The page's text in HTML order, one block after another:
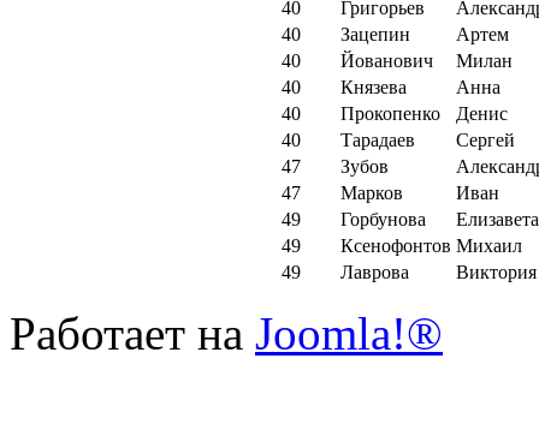
40
Григорьев
40
Зацепин
Артем
40
Йованович
Милан
40
Князева
Анна
40
Прокопенко
Денис
40
Тарадаев
Сергей
47
Зубов
47
Марков
Иван
49
Горбунова
Елизавета
49
Ксенофонтов Михаил
49
Лаврова Виктория
Работает на Joomla!®